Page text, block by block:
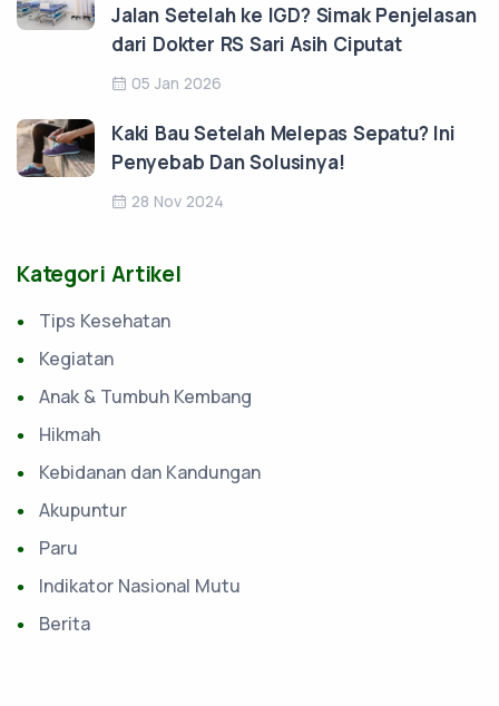
Jalan Setelah ke IGD? Simak Penjelasan
dari Dokter RS Sari Asih Ciputat
05 Jan 2026
Kaki Bau Setelah Melepas Sepatu? Ini
Penyebab Dan Solusinya!
28 Nov 2024
Kategori Artikel
Tips Kesehatan
Kegiatan
Anak & Tumbuh Kembang
Hikmah
Kebidanan dan Kandungan
Akupuntur
Paru
Indikator Nasional Mutu
Berita